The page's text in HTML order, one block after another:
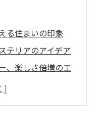
る住まいの印象
テリアのアイデア
、楽しさ倍増のエ